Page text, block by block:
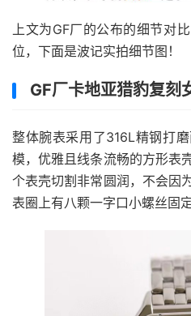
上文为GF厂的公布的细节对
位，下面是波记实拍细节图！
GF厂卡地亚猎豹复刻
整体腕表采用了316L精钢打
模，优雅且线条流畅的方形表
个表壳切割非常圆润，不会因
表圈上有八颗一字口小螺丝固